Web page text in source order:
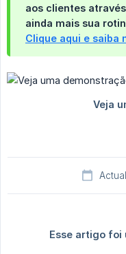
aos clientes
ainda mais sua
Clique aqui e saiba
Esse artigo foi